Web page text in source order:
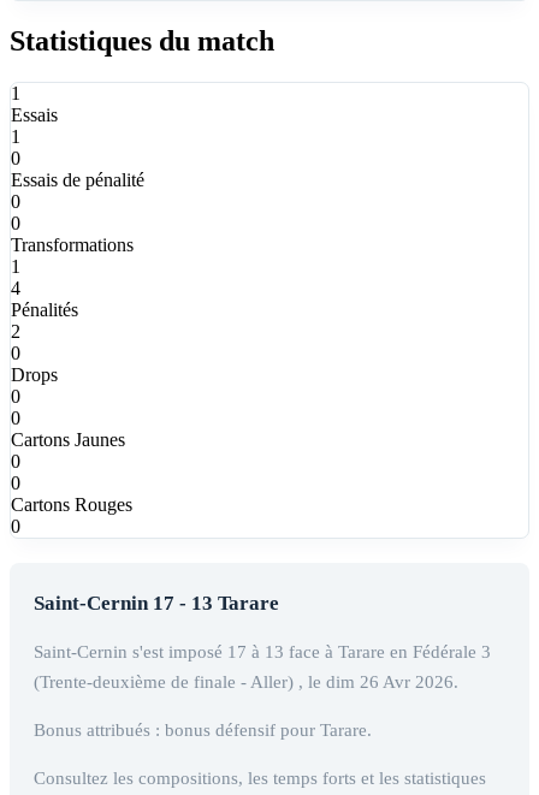
Statistiques du match
1
Essais
1
0
Essais de pénalité
0
0
Transformations
1
4
Pénalités
2
0
Drops
0
0
Cartons Jaunes
0
0
Cartons Rouges
0
Saint-Cernin 17 - 13 Tarare
Saint-Cernin s'est imposé 17 à 13 face à Tarare en Fédérale 3
(Trente-deuxième de finale - Aller) , le dim 26 Avr 2026.
Bonus attribués : bonus défensif pour Tarare.
Consultez les compositions, les temps forts et les statistiques